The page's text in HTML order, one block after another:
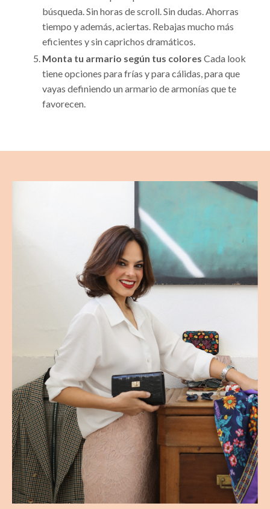
búsqueda. Sin horas de scroll. Sin dudas. Ahorras
tiempo y además, aciertas. Rebajas mucho más
eficientes y sin caprichos dramáticos.
Monta tu armario según tus colores Cada look
tiene opciones para frías y para cálidas, para que
vayas definiendo un armario de armonías que te
favorecen.